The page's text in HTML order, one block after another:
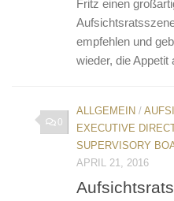
Fritz einen
empfehlen und
wieder, die
0
ALLGEMEIN /
EXECUTIVE
SUPERVISORY
APRIL 21, 2016